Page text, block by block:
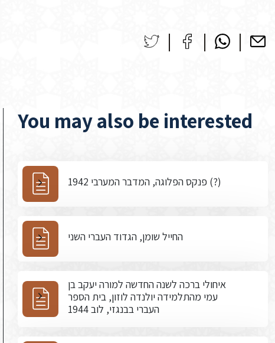
You may also be interested
פנקס הפלוגה, המדבר המערבי 1942 (?)
החייל שומן, הגדוד העברי השני
איחולי ברכה לשנה החדשה למורה יעקב בן
עמי מהתלמידה יולנדה לוזון, בית הספר
העברי בבנגזי, לוב 1944